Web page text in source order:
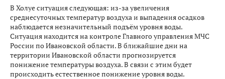
В Холуе ситуация следующая: из-за увеличения
среднесуточных температур воздуха и выпадения осадков
наблюдается незначительный подъём уровня воды.
Ситуация находится на контроле Главного управления МЧС
России по Ивановской области. В ближайшие дни на
территории Ивановской области прогнозируется
понижение температуры воздуха. В связи с этим будет
происходить естественное понижение уровня воды.